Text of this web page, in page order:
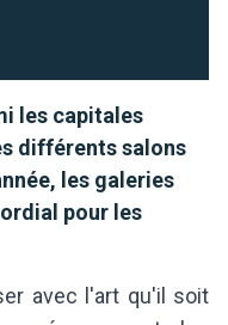
les capitales
différents salons
les galeries
pour les
avec l'art qu'il soit